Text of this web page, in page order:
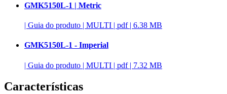
GMK5150L-1 | Metric
| Guia do produto | MULTI | pdf | 6.38 MB
GMK5150L-1 - Imperial
| Guia do produto | MULTI | pdf | 7.32 MB
Características